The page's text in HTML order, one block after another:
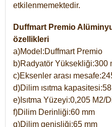
etkilenmemektedir.
Duffmart Premio
özellikleri
a)Model:Duffmart Premio
b)Radyatör Yüksekliği:300
c)Eksenler arası
d)Dilim ısıtma kapasitesi:58
e)Isıtma Yüzeyi:0,205 M2/
f)Dilim Derinliği:60 mm
g)Dilim genişliği:65 mm